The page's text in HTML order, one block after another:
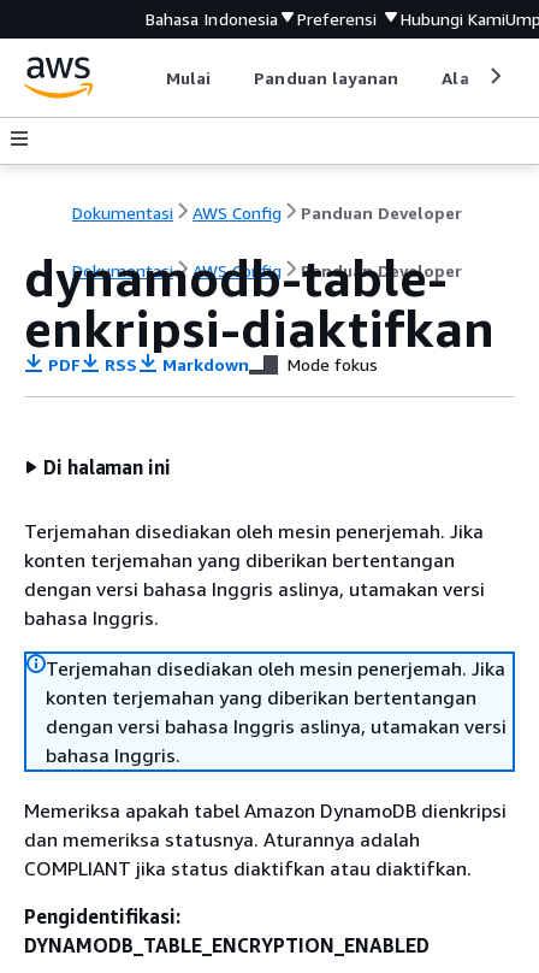
Bahasa Indonesia Preferensi Hubungi Kami
Mulai Panduan layanan Alat
Dokumentasi AWS Config Panduan Developer
Dokumentasi AWS Config Panduan Developer
dynamodb-table-
enkripsi-diaktifkan
PDF RSS Markdown Mode fokus
Di halaman ini
Terjemahan disediakan oleh mesin penerjemah. Jika
konten terjemahan yang diberikan bertentangan
dengan versi bahasa Inggris aslinya, utamakan versi
bahasa Inggris.
Terjemahan disediakan oleh mesin penerjemah. Jika
konten terjemahan yang diberikan bertentangan
dengan versi bahasa Inggris aslinya, utamakan versi
bahasa Inggris.
Memeriksa apakah tabel Amazon DynamoDB dienkripsi
dan memeriksa statusnya. Aturannya adalah
COMPLIANT jika status diaktifkan atau diaktifkan.
Pengidentifikasi:
DYNAMODB_TABLE_ENCRYPTION_ENABLED